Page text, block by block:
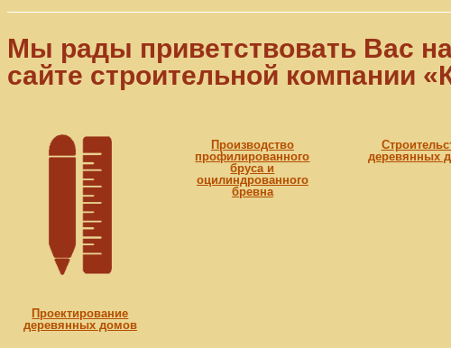
Мы рады приветствовать Вас
сайте строительной компании
Проектирование
деревянных домов
Производство
профилированного
бруса и
оцилиндрованного
бревна
деревянных